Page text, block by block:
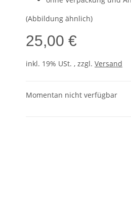
(Abbildung ähnlich)
25,00 €
inkl. 19% USt. , zzgl. Versand
Momentan nicht verfügbar